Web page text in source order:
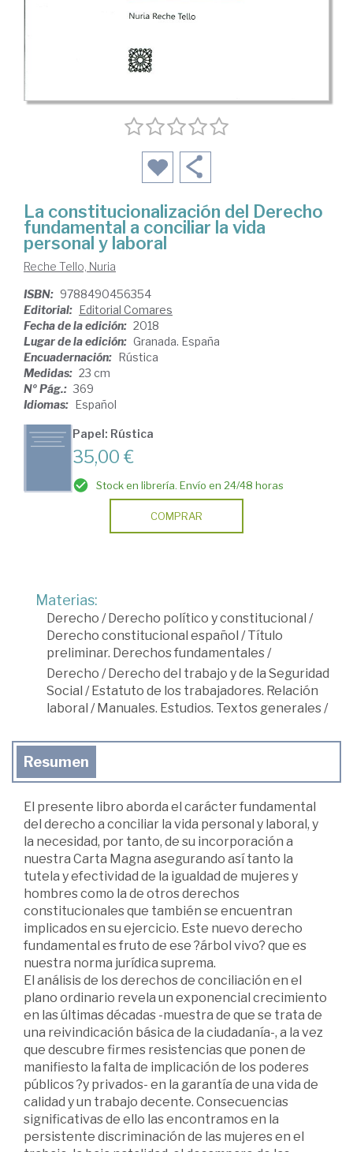
La constitucionalización del Derecho
fundamental a conciliar la vida
personal y laboral
Reche Tello, Nuria
ISBN: 9788490456354
Editorial: Editorial Comares
Fecha de la edición: 2018
Lugar de la edición: Granada. España
Encuadernación: Rústica
Medidas: 23 cm
Nº Pág.: 369
Idiomas: Español
Papel: Rústica
35,00 €
Stock en librería. Envío en 24/48 horas
COMPRAR
Materias:
Derecho /Derecho político y constitucional /
Derecho constitucional español /Título
preliminar. Derechos fundamentales/
Derecho /Derecho del trabajo y de la Seguridad
Social /Estatuto de los trabajadores. Relación
laboral /Manuales. Estudios. Textos generales/
Resumen
El presente libro aborda el carácter fundamental
del derecho a conciliar la vida personal y laboral, y
la necesidad, por tanto, de su incorporación a
nuestra Carta Magna asegurando así tanto la
tutela y efectividad de la igualdad de mujeres y
hombres como la de otros derechos
constitucionales que también se encuentran
implicados en su ejercicio. Este nuevo derecho
fundamental es fruto de ese ?árbol vivo? que es
nuestra norma jurídica suprema.
El análisis de los derechos de conciliación en el
plano ordinario revela un exponencial crecimiento
en las últimas décadas -muestra de que se trata de
una reivindicación básica de la ciudadanía-, a la vez
que descubre firmes resistencias que ponen de
manifiesto la falta de implicación de los poderes
públicos ?y privados- en la garantía de una vida de
calidad y un trabajo decente. Consecuencias
significativas de ello las encontramos en la
persistente discriminación de las mujeres en el